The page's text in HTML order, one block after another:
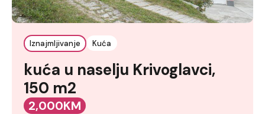
Iznajmljivanje Kuća
kuća u naselju Krivoglavci,
150 m2
2,000KM